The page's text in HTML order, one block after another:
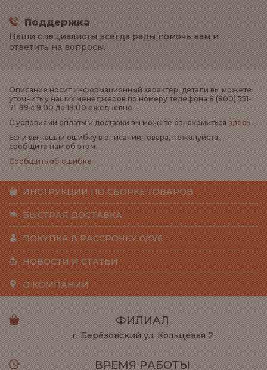
Поддержка
Наши специалисты всегда рады помочь вам и
ответить на вопросы.
Описание носит информационный характер, детали вы можете
уточнить у наших менеджеров по номеру телефона 8 (800) 551-
71-99 с 9:00 до 18:00 ежедневно.
С условиями оплаты и доставки вы можете ознакомитьсяздесь
Если вы нашли ошибку в описании товара, пожалуйста,
сообщите нам об этом.
Сообщить об ошибке
ИНСТРУКЦИИ ПО СБОРКЕ ТОВАРОВ
БЫСТРАЯ ДОСТАВКА
ПОКУПКА В РАССРОЧКУ 0/0/6
НОВОСТИ И СТАТЬИ
О КОМПАНИИ
ФИЛИАЛ
г. Берёзовский ул. Кольцевая 2
ВРЕМЯ РАБОТЫ